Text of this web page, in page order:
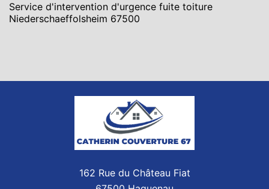
Service d'intervention d'urgence fuite toiture
Niederschaeffolsheim 67500
162 Rue du Château Fiat